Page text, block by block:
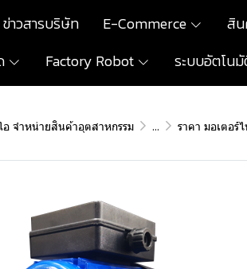
ข่าวสารบริษัท E-Commerce สิน
Factory Robot ระบบอัตโน
จำหน่ายสินค้าอุตสาหกรรม ... ราคา มอเตอร์